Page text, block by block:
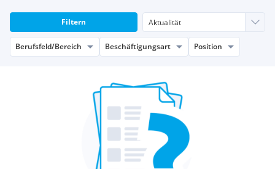
Filtern
Berufsfeld/Bereich Beschäftigungsart Position